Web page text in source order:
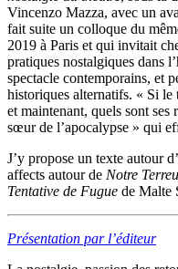
Vincenzo Mazza, avec un
fait suite un colloque du
2019 à Paris et qui invitait
pratiques nostalgiques dans
spectacle contemporains, et
historiques alternatifs. « Si le
et maintenant, quels sont ses
sœur de l’apocalypse » qui
J’y propose un texte autour
affects autour de Notre
Tentative de Fugue de Malte
Présentation par l’éditeur